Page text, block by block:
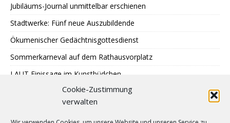
Cookie-Zustimmung
verwalten
Jubiläums-Journal unmittelbar erschienen
Stadtwerke: Fünf neue Auszubildende
Ökumenischer Gedächtnisgottesdienst
Sommerkarneval auf dem Rathausvorplatz
LAUT Finissage im Kunstbüdchen
Treffen Sternenkinder-Ratingen
SPD: Besuch bei Johann + Wittmer